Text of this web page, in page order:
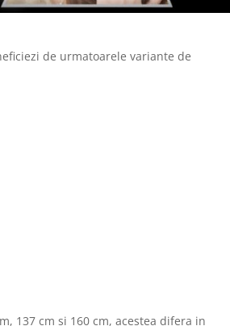
de urmatoarele variante de
137 cm si 160 cm, acestea difera in